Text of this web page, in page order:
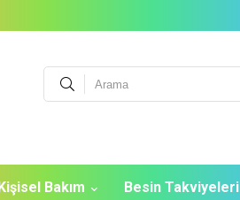
Bakım Besin Takviyeleri